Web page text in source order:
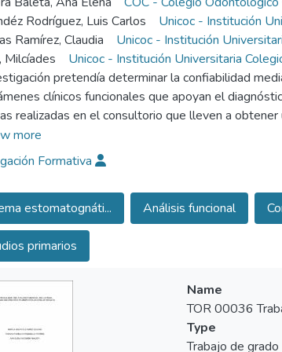
Rodríguez, Luis Carlos
Unicoc - Institución
Ramírez, Claudia
Unicoc - Institución
Milcíades
Unicoc - Institución Universitaria
pretendía determinar la confiabilidad
clínicos funcionales que apoyan el
realizadas en el consultorio que lleven a
se tomó una muestra de 24 pacientes a los
evaluadores. En los resultados se encontró una
este estudio se concluyó que es posible realizar
resultados confiables.
more
Formativa
estomatognáti... Análisis funcional
primarios
Name
TOR 00036
Type
Trabajo de grado